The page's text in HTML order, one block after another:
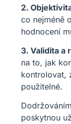
2.
co nejméně
hodnocení
3. Validita a
na to, jak
kontrolovat,
použitelné.
poskytnou